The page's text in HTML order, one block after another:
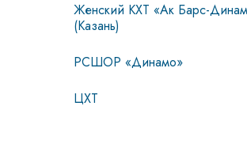
Женский КХТ «Ак Барс-
(Казань)
РСШОР «Динамо»
ЦХТ